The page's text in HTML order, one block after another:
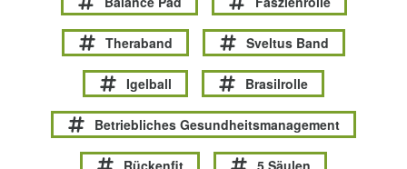
Theraband Sveltus Band
Igelball Brasilrolle
Betriebliches Gesundheitsmanagement